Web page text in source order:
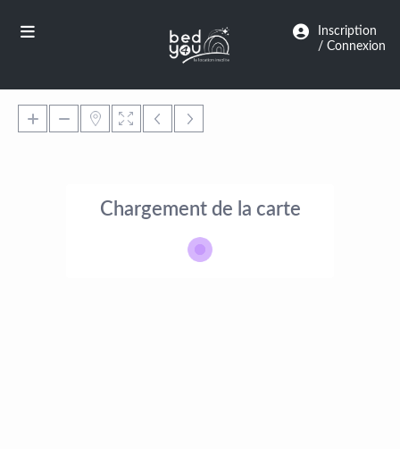
Inscription
/ Connexion
Chargement de la carte